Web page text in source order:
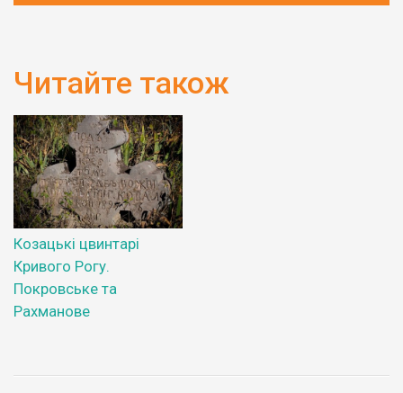
Читайте також
Козацькі цвинтарі
Кривого Рогу.
Покровське та
Рахманове